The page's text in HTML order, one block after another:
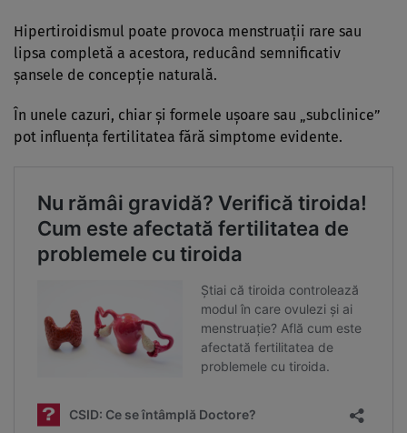
Hipertiroidismul poate provoca menstruații rare sau
lipsa completă a acestora, reducând semnificativ
șansele de concepție naturală.
În unele cazuri, chiar și formele ușoare sau „subclinice”
pot influența fertilitatea fără simptome evidente.